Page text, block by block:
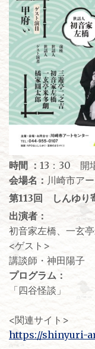
時間 ： 13：30
会場名： 川崎市ア
第113回 しんゆり
出演者：
初音家左橋、一玄
<ゲスト>
講談師・神田陽子
プログラム：
「四谷怪談」
<関連サイト>
https://shinyuri-